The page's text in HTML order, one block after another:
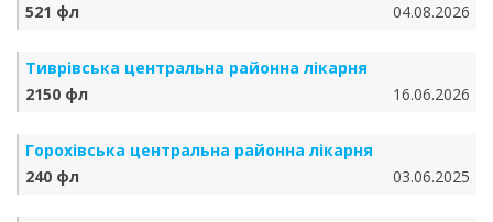
521 фл
04.08.2026
Тиврівська центральна районна лікарня
2150 фл
16.06.2026
Горохівська центральна районна лікарня
240 фл
03.06.2025